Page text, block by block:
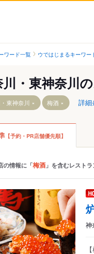
ワード一覧 ウではじまるキーワー
駅
・東神奈川
東神奈川 梅酒 詳細
【予約・PR店舗優先順】
の情報に「梅酒 」を含むレスト
神